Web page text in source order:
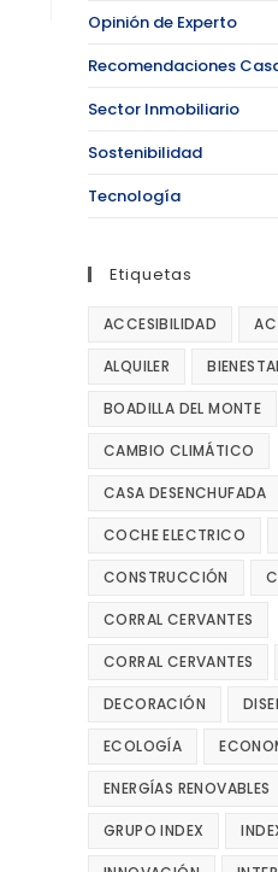
Opinión de Experto
Recomendaciones
Sector Inmobiliario
Sostenibilidad
Tecnología
Etiquetas
ACCESIBILIDAD
ALQUILER
BOADILLA DEL MONTE
CAMBIO CLIMÁTICO
CASA DESENCHUFADA
COCHE ELECTRICO
CONSTRUCCIÓN
CORRAL CERVANTES
CORRAL CERVANTES
DECORACIÓN
ECOLOGÍA
ENERGÍAS RENOVABLES
GRUPO INDEX